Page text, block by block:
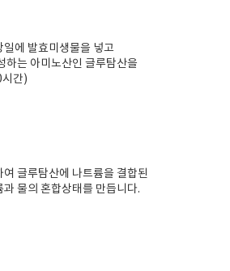
에 발효미생물을 넣고
하는 아미노산인 글루탐산을
간)
글루탐산에 나트륨을 결합된
물의 혼합상태를 만듭니다.